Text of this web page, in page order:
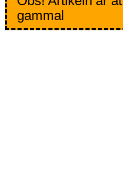
gammal